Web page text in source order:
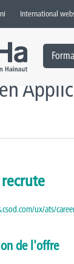
International
» Technicien
ux/ats/
de l'offre